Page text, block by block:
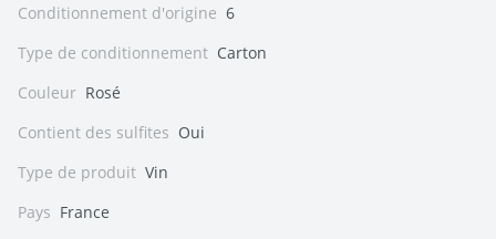
Conditionnement d'origine 6
Type de conditionnement Carton
Couleur Rosé
Contient des sulfites Oui
Type de produit Vin
Pays France